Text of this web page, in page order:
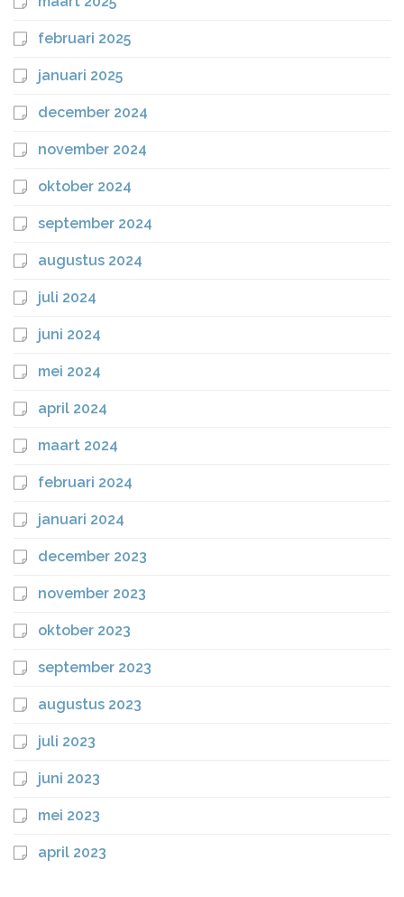
februari 2025
januari 2025
december 2024
november 2024
oktober 2024
september 2024
augustus 2024
juli 2024
juni 2024
mei 2024
april 2024
maart 2024
februari 2024
januari 2024
december 2023
november 2023
oktober 2023
september 2023
augustus 2023
juli 2023
juni 2023
mei 2023
april 2023